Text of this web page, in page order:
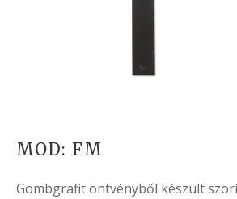
MOD: FM
Gömbgrafit öntvényből készült